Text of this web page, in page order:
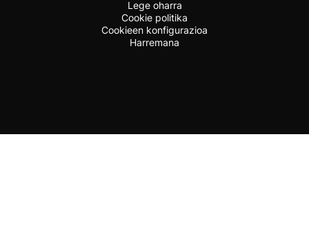
Lege oharra
Cookie politika
Cookieen konfigurazioa
Harremana